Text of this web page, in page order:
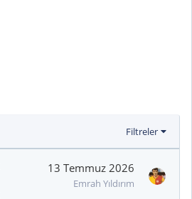
Filtreler
13 Temmuz 2026
Emrah Yıldırım